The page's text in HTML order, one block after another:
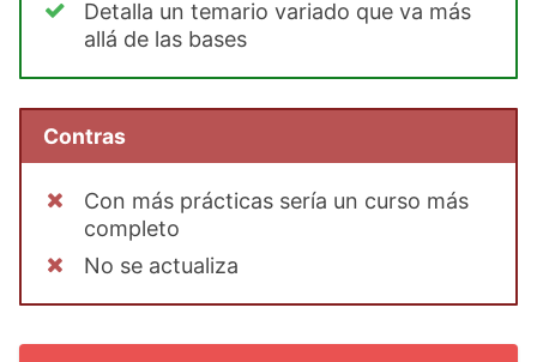
Detalla un temario variado que va más
allá de las bases
Contras
Con más prácticas sería un curso más
completo
No se actualiza